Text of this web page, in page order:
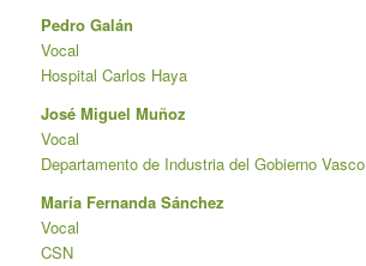
Pedro Galán
Vocal
Hospital Carlos Haya
José Miguel Muñoz
Vocal
Departamento de Industria del Gobierno Vasco
María Fernanda Sánchez
Vocal
CSN